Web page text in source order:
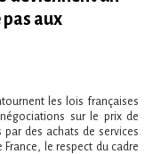
aux
les lois françaises
sur le prix de
des achats de services
le respect du cadre